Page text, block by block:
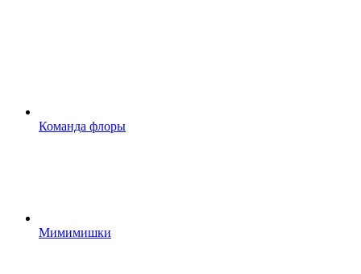
Команда флоры
Мимимишки